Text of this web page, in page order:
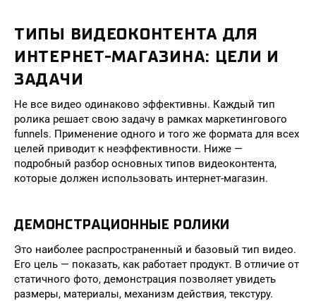
ТИПЫ ВИДЕОКОНТЕНТА ДЛЯ
ИНТЕРНЕТ-МАГАЗИНА: ЦЕЛИ И
ЗАДАЧИ
Не все видео одинаково эффективны. Каждый тип
ролика решает свою задачу в рамках маркетингового
funnels. Применение одного и того же формата для всех
целей приводит к неэффективности. Ниже —
подробный разбор основных типов видеоконтента,
которые должен использовать интернет-магазин.
ДЕМОНСТРАЦИОННЫЕ РОЛИКИ
Это наиболее распространенный и базовый тип видео.
Его цель — показать, как работает продукт. В отличие от
статичного фото, демонстрация позволяет увидеть
размеры, материалы, механизм действия, текстуру.